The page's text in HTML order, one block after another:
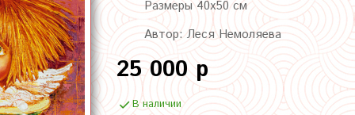
Размеры 40х50 см
Автор: Леся Немоляева
25 000 р
В наличии